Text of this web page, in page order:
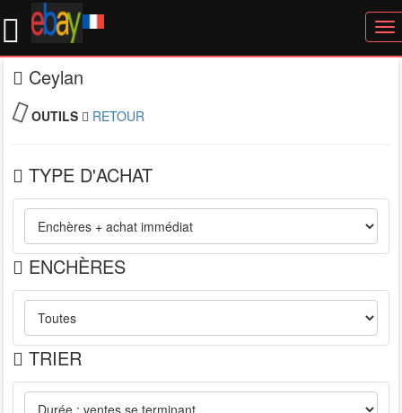
Ceylan
OUTILS RETOUR
TYPE D'ACHAT
ENCHÈRES
TRIER